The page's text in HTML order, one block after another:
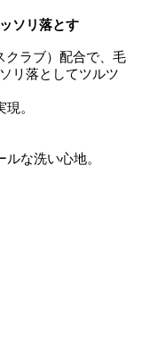
ソリ落とす
クラブ）配合で、毛
リ落としてツルツ
。
な洗い心地。